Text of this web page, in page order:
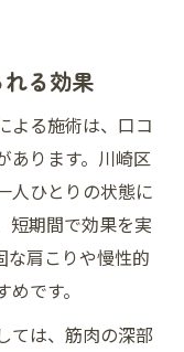
る効果
よる施術は、口コ
あります。川崎区
人ひとりの状態に
短期間で効果を実
な肩こりや慢性的
です。
ては、筋肉の深部